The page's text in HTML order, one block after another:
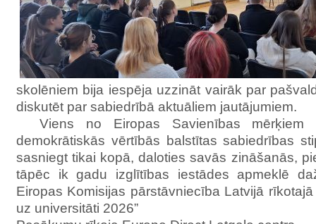
skolēniem bija iespēja uzzināt vairāk par
diskutēt par sabiedrībā aktuāliem jautājumiem.
Viens no Eiropas Savienības mērķiem
demokrātiskās vērtībās balstītas sabiedrības
sasniegt tikai kopā, daloties savās zināšanās,
tāpēc ik gadu izglītības iestādes apmeklē
Eiropas Komisijas pārstāvniecība Latvijā
uz universitāti 2026”